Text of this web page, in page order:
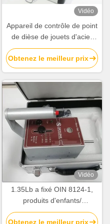
Vidéo
Appareil de contrôle de point
de dièse de jouets d'acier
inoxydable d'OIN 8124-1
EN71-1 ASTM pour des
produits d'enfants
Obtenez le meilleur prix
Vidéo
1.35Lb a fixé OIN 8124-1,
produits d'enfants/
équipement de test
Obtenez le meilleur prix